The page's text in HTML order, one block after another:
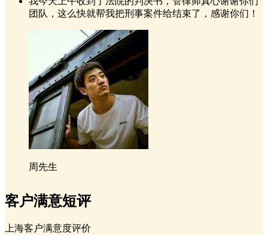
团队，这么快就帮我把刑事案件给结束了，感谢你们！
周先生
客户满意短评
上海客户满意度评价